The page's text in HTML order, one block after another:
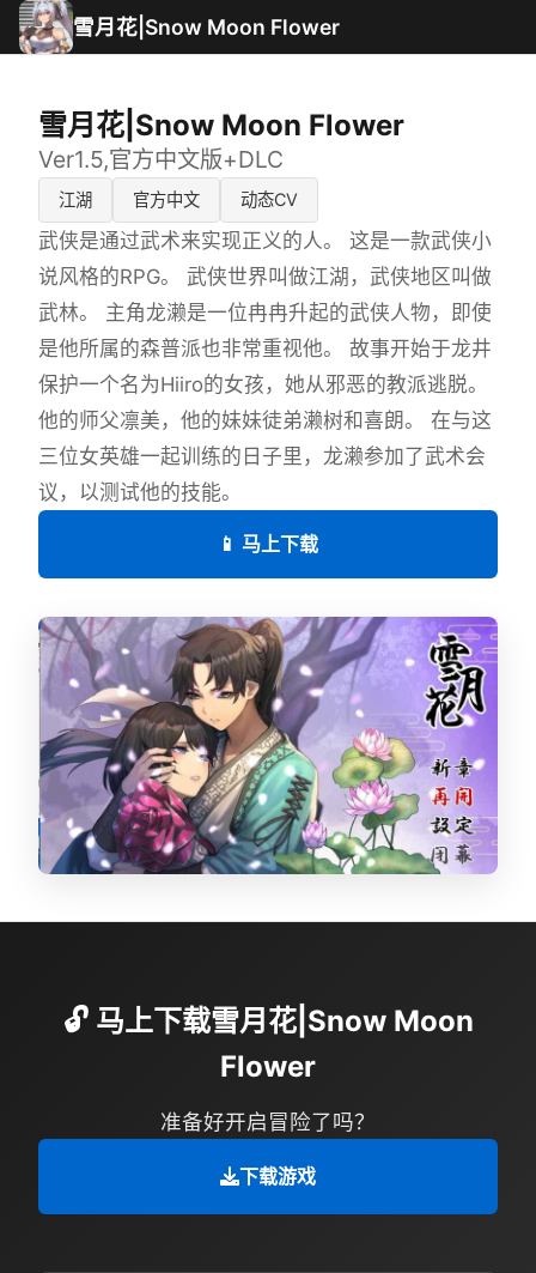
雪月花|Snow Moon Flower
雪月花|Snow Moon Flower
Ver1.5,官方中文版+DLC
江湖 官方中文 动态CV
武侠是通过武术来实现正义的人。 这是一款武侠小
说风格的RPG。 武侠世界叫做江湖，武侠地区叫做
武林。 主角龙濑是一位冉冉升起的武侠人物，即使
是他所属的森普派也非常重视他。 故事开始于龙井
保护一个名为Hiiro的女孩，她从邪恶的教派逃脱。
他的师父凛美，他的妹妹徒弟濑树和喜朗。 在与这
三位女英雄一起训练的日子里，龙濑参加了武术会
议，以测试他的技能。
📱 马上下载
🔓 马上下载雪月花|Snow Moon
Flower
准备好开启冒险了吗？
下载游戏